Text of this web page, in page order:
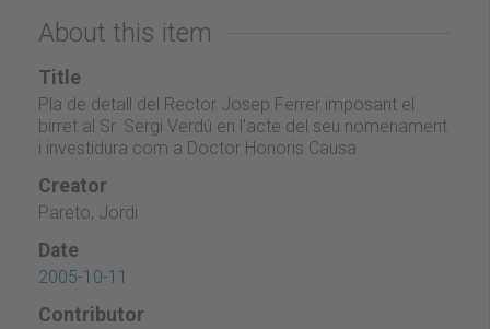
About this item
Title
Pla de detall del Rector Josep Ferrer imposant el
birret al Sr. Sergi Verdú en l'acte del seu nomenament
i investidura com a Doctor Honoris Causa
Creator
Pareto, Jordi
Date
2005-10-11
Contributor